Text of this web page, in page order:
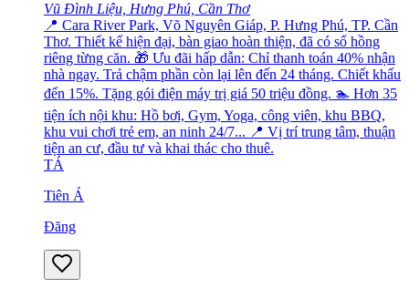
Vũ Đình Liệu, Hưng Phú, Cần Thơ
📍 Cara River Park, Võ Nguyên Giáp, P. Hưng Phú, TP. Cần
Thơ. Thiết kế hiện đại, bàn giao hoàn thiện, đã có sổ hồng
riêng từng căn. 🎁 Ưu đãi hấp dẫn: Chỉ thanh toán 40% nhận
nhà ngay. Trả chậm phần còn lại lên đến 24 tháng. Chiết khấu
đến 15%. Tặng gói điện máy trị giá 50 triệu đồng. 🏊 Hơn 35
tiện ích nội khu: Hồ bơi, Gym, Yoga, công viên, khu BBQ,
khu vui chơi trẻ em, an ninh 24/7... 📍 Vị trí trung tâm, thuận
tiện an cư, đầu tư và khai thác cho thuê.
TÁ
Tiên Á
Đăng